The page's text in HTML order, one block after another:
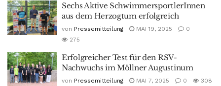
Sechs Aktive SchwimmersportlerInnen
aus dem Herzogtum erfolgreich
von Pressemitteilung MAI 19, 2025
0
275
Erfolgreicher Test für den RSV-
Nachwuchs im Möllner Augustinum
von Pressemitteilung MAI 7, 2025 0 308